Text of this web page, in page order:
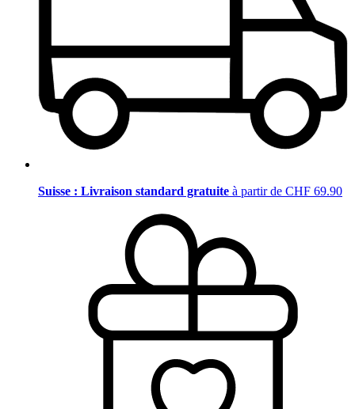
Suisse : Livraison standard gratuite à partir de CHF 69.90